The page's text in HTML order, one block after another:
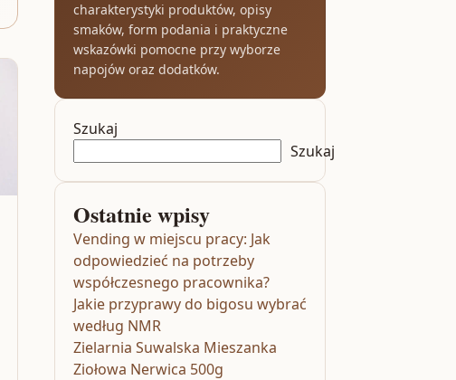
charakterystyki produktów, opisy
smaków, form podania i praktyczne
wskazówki pomocne przy wyborze
napojów oraz dodatków.
Szukaj
Szukaj
Ostatnie wpisy
Vending w miejscu pracy: Jak
odpowiedzieć na potrzeby
współczesnego pracownika?
Jakie przyprawy do bigosu wybrać
według NMR
Zielarnia Suwalska Mieszanka
Ziołowa Nerwica 500g